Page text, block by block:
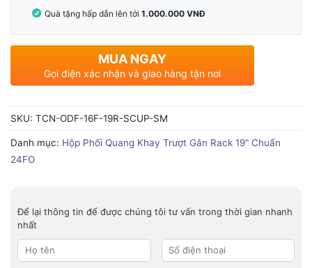
Quà tặng hấp dẫn lên tới 1.000.000 VNĐ
MUA NGAY
Gọi điện xác nhận và giao hàng tận nơi
SKU: TCN-ODF-16F-19R-SCUP-SM
Danh mục: Hộp Phối Quang Khay Trượt Gắn Rack 19" Chuẩn
24FO
Để lại thông tin để được chúng tôi tư vấn trong thời gian nhanh
nhất